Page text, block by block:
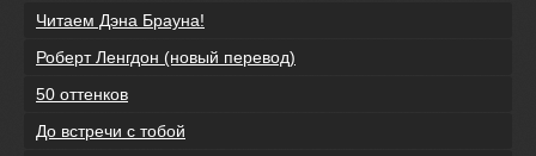
Читаем Дэна Брауна!
Роберт Ленгдон (новый перевод)
50 оттенков
До встречи с тобой